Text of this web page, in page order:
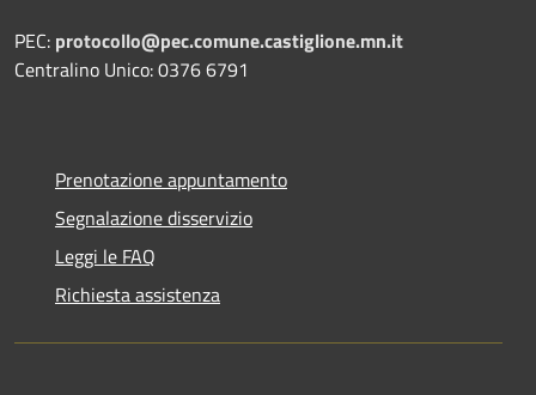
PEC: protocollo@pec.comune.castiglione.mn.it
Centralino Unico: 0376 6791
Prenotazione appuntamento
Segnalazione disservizio
Leggi le FAQ
Richiesta assistenza